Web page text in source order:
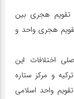
هجری بین
تقویم هجری واحد و
اختلافات این
و مرکز ستاره
واحد اسلامی